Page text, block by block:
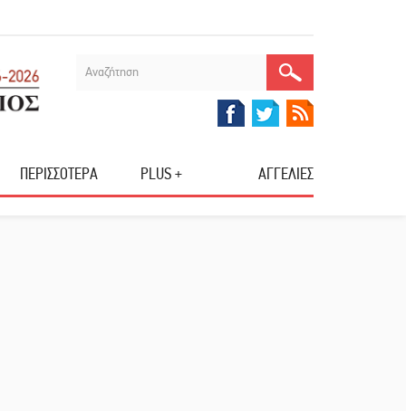
ΠΕΡΙΣΣΟΤΕΡΑ PLUS + ΑΓΓΕΛΙΕΣ